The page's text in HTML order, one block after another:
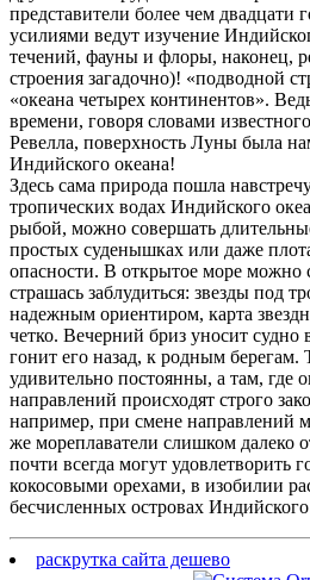
представители более чем двадцати
усилиями ведут изучение
течений, фауны и флоры, наконец,
строения загадочно)! «подводной
«океана четырех континентов».
времени, говоря словами
Ревелла, поверхность Луны была
Индийского океана!
Здесь сама природа пошла
тропических водах Индийского
рыбой, можно совершать
простых суденышках или даже
опасности. В открытое море можно
страшась заблудиться: звезды под
надежным ориентиром, карта
четко. Вечерний бриз уносит судно
гонит его назад, к родным берегам.
удивительно постоянны, а там, где
направлений происходят строго
например, при смене направлений
же мореплаватели слишком далеко
почти всегда могут удовлетворить
кокосовыми орехами, в изобилии
бесчисленных островах Индийского
раскрутка сайта дешево